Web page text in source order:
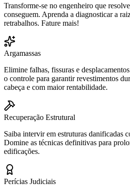
Transforme-se no engenheiro que
conseguem. Aprenda a diagnosticar a
retrabalhos. Fature mais!
Argamassas
Elimine falhas, fissuras e
o controle para garantir revestimentos
cabeça e com maior rentabilidade.
Recuperação Estrutural
Saiba intervir em estruturas danificadas
Domine as técnicas definitivas para
edificações.
Perícias Judiciais